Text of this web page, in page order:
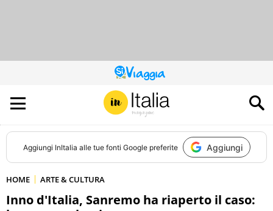
QUESTO
SITO
CONTRIBUISCE
ALL’AUDIENCE
DI
Aggiungi InItalia alle tue fonti Google preferite Aggiungi
HOME ARTE & CULTURA
Inno d'Italia, Sanremo ha riaperto il caso: